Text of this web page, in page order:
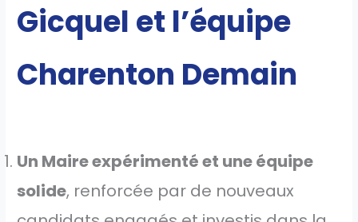
Gicquel et l’équipe
Charenton Demain
Un Maire expérimenté et une équipe
solide, renforcée par de nouveaux